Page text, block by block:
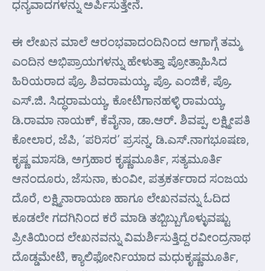
ಧನ್ಯವಾದಗಳನ್ನು ಅರ್ಪಿಸುತ್ತೇನೆ.
ಈ ಲೇಖನ ಮಾಲೆ ಆರಂಭವಾದಂದಿನಿಂದ ಆಗಾಗ್ಗೆ ತಮ್ಮ
ಎಂದಿನ ಅಭಿಪ್ರಾಯಗಳನ್ನು ಹೇಳುತ್ತಾ ಪ್ರೋತ್ಸಾಹಿಸಿದ
ಹಿರಿಯರಾದ ಪ್ರೊ. ಶಿವರಾಮಯ್ಯ, ಪ್ರೊ. ಎಂಜಿಕೆ, ಪ್ರೊ.
ಎಸ್.ಜಿ. ಸಿದ್ಧರಾಮಯ್ಯ, ಕೋಟಿಗಾನಹಳ್ಳಿ ರಾಮಯ್ಯ,
ಡಿ.ರಾಮಾ ನಾಯಕ್, ಕೆವೈನಾ, ಡಾ.ಆರ್. ಶಿವಪ್ಪ, ಲಕ್ಷ್ಮೀಪತಿ
ಕೋಲಾರ, ಜೆಪಿ, ‘ಪರಿಸರ’ ಪ್ರಸನ್ನ, ಡಿ.ಎಸ್.ನಾಗಭೂಷಣ,
ಕೃಷ್ಣ ಮಾಸಡಿ, ಅಗ್ರಹಾರ ಕೃಷ್ಣಮೂರ್ತಿ, ಸತ್ಯಮೂರ್ತಿ
ಆನಂದೂರು, ಜೆಸುನಾ, ಕುಂವೀ, ಪತ್ರಕರ್ತರಾದ ಸಂಜಯ
ದೊರೆ, ಲಕ್ಷ್ಮಿನಾರಾಯಣ ಹಾಗೂ ಲೇಖನವನ್ನು ಓದಿದ
ಕೂಡಲೇ ಗದಗಿನಿಂದ ಕರೆ ಮಾಡಿ ತಬ್ಬಿಬ್ಬುಗೊಳ್ಳುವಷ್ಟು
ಪ್ರೀತಿಯಿಂದ ಲೇಖನವನ್ನು ವಿಮರ್ಶಿಸುತ್ತಿದ್ದ ರವೀಂದ್ರನಾಥ
ದೊಡ್ಡಮೇಟಿ, ಕ್ಯಾಲಿಫೋರ್ನಿಯಾದ ಮಧುಕೃಷ್ಣಮೂರ್ತಿ,